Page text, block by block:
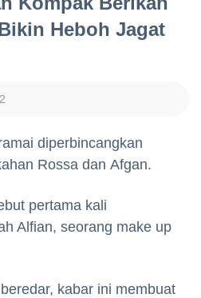
Heboh Jagat
diperbincangkan
Rossa dan Afgan.
pertama kali
Alfian, seorang make up
kabar ini membuat